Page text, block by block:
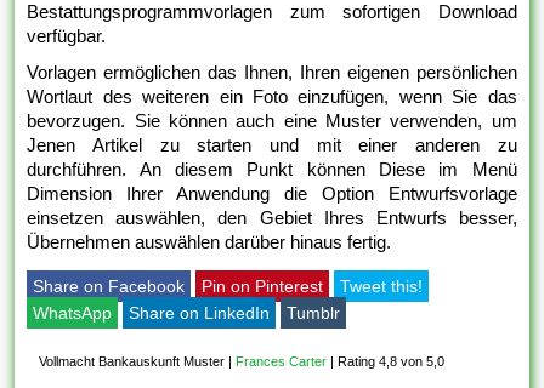
Bestattungsprogrammvorlagen zum sofortigen Download
verfügbar.
Vorlagen ermöglichen das Ihnen, Ihren eigenen persönlichen
Wortlaut des weiteren ein Foto einzufügen, wenn Sie das
bevorzugen. Sie können auch eine Muster verwenden, um
Jenen Artikel zu starten und mit einer anderen zu
durchführen. An diesem Punkt können Diese im Menü
Dimension Ihrer Anwendung die Option Entwurfsvorlage
einsetzen auswählen, den Gebiet Ihres Entwurfs besser,
Übernehmen auswählen darüber hinaus fertig.
Share on Facebook Pin on Pinterest
Tweet this!
WhatsApp
Share on LinkedIn Tumblr
Vollmacht Bankauskunft Muster Frances Carter Rating 4,8 von 5,0